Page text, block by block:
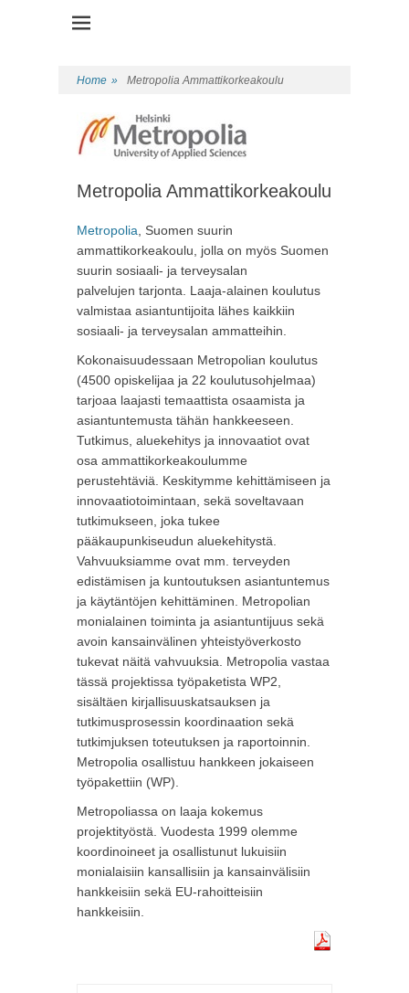
Home » Metropolia Ammattikorkeakoulu
Metropolia Ammattikorkeakoulu
Metropolia , Suomen suurin
ammattikorkeakoulu, jolla on myös Suomen
suurin sosiaali- ja terveysalan
palvelujen tarjonta. Laaja-alainen koulutus
valmistaa asiantuntijoita lähes kaikkiin
sosiaali- ja terveysalan ammatteihin.
Kokonaisuudessaan Metropolian koulutus
(4500 opiskelijaa ja 22 koulutusohjelmaa)
tarjoaa laajasti temaattista osaamista ja
asiantuntemusta tähän hankkeeseen.
Tutkimus, aluekehitys ja innovaatiot ovat
osa ammattikorkeakoulumme
perustehtäviä. Keskitymme kehittämiseen ja
innovaatiotoimintaan, sekä soveltavaan
tutkimukseen, joka tukee
pääkaupunkiseudun aluekehitystä.
Vahvuuksiamme ovat mm. terveyden
edistämisen ja kuntoutuksen asiantuntemus
ja käytäntöjen kehittäminen. Metropolian
monialainen toiminta ja asiantuntijuus sekä
avoin kansainvälinen yhteistyöverkosto
tukevat näitä vahvuuksia. Metropolia vastaa
tässä projektissa työpaketista WP2,
sisältäen kirjallisuuskatsauksen ja
tutkimusprosessin koordinaation sekä
tutkimjuksen toteutuksen ja raportoinnin.
Metropolia osallistuu hankkeen jokaiseen
työpakettiin (WP).
Metropoliassa on laaja kokemus
projektityöstä. Vuodesta 1999 olemme
koordinoineet ja osallistunut lukuisiin
monialaisiin kansallisiin ja kansainvälisiin
hankkeisiin sekä EU-rahoitteisiin
hankkeisiin.